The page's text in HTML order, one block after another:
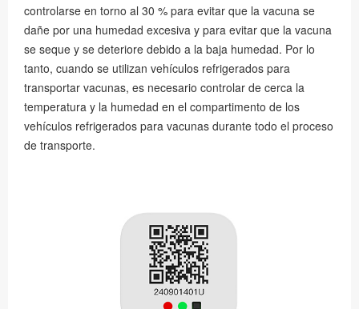
controlarse en torno al 30 % para evitar que la vacuna se
dañe por una humedad excesiva y para evitar que la vacuna
se seque y se deteriore debido a la baja humedad. Por lo
tanto, cuando se utilizan vehículos refrigerados para
transportar vacunas, es necesario controlar de cerca la
temperatura y la humedad en el compartimento de los
vehículos refrigerados para vacunas durante todo el proceso
de transporte.